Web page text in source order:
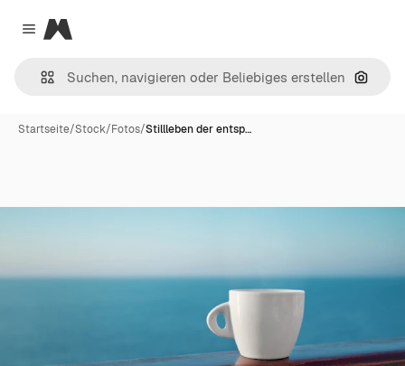
Close menu
Magnific
Nach
Startseite/Stock/Fotos/Stillleben der entsp…